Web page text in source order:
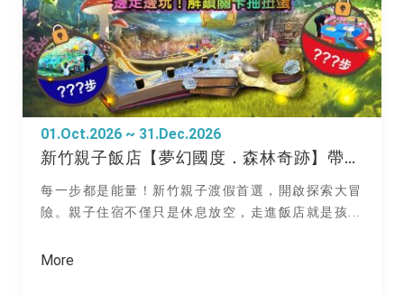
01.Oct.2026 ~ 31.Dec.2026
新竹親子飯店【夢幻國度．森林奇跡】帶孩子漫步山林、設施闖關抽奇跡扭蛋！
每一步都是能量！新竹親子渡假首選，開啟探索大冒
險。親子住宿不僅只是休息放空，走進飯店就是孩...
More